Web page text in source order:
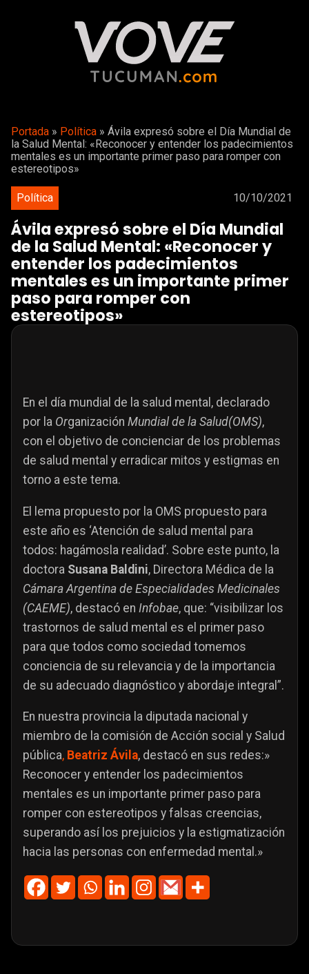
Portada » Política » Ávila expresó sobre el Día Mundial de
la Salud Mental: «Reconocer y entender los padecimientos
mentales es un importante primer paso para romper con
estereotipos»
Política 10/10/2021
Ávila expresó sobre el Día Mundial
de la Salud Mental: «Reconocer y
entender los padecimientos
mentales es un importante primer
paso para romper con
estereotipos»
En el día mundial de la salud mental, declarado
por la Organización Mundial de la Salud(OMS),
con el objetivo de concienciar de los problemas
de salud mental y erradicar mitos y estigmas en
torno a este tema.
El lema propuesto por la OMS propuesto para
este año es ‘Atención de salud mental para
todos: hagámosla realidad’. Sobre este punto, la
doctora Susana Baldini, Directora Médica de la
Cámara Argentina de Especialidades Medicinales
(CAEME), destacó en Infobae, que: “visibilizar los
trastornos de salud mental es el primer paso
para que todos como sociedad tomemos
conciencia de su relevancia y de la importancia
de su adecuado diagnóstico y abordaje integral”.
En nuestra provincia la diputada nacional y
miembro de la comisión de Acción social y Salud
pública, Beatriz Ávila, destacó en sus redes:»
Reconocer y entender los padecimientos
mentales es un importante primer paso para
romper con estereotipos y falsas creencias,
superando así los prejuicios y la estigmatización
hacia las personas con enfermedad mental.»